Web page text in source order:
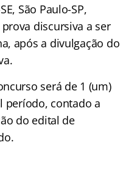
São Paulo-SP,
discursiva a ser
após a divulgação do
será de 1 (um)
período, contado a
do edital de